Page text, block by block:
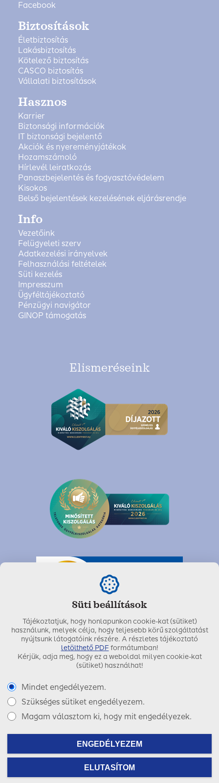
Facebook
Biztosítások
Életbiztosítás
Lakásbiztosítás
Kötelező biztosítás
CASCO biztosítás
Vállalati biztosítások
Hasznos
Karrier
Biztonsági információk
IT biztonsági bejelentő
Akciók és nyereményjátékok
Hozamszámoló
Hírlevél leiratkozás
Panaszbejelentés és fogyasztóvédelem
Kisokos
Belső bejelentések kezelésének eljárásrendje
Info
Vezetőink
Felügyeleti szerv
Adatkezelési irányelvek
Felhasználási feltételek
Süti kezelés
Impresszum
Ügyféltájékoztató
Pénzügyi navigátor
GINOP támogatás
Elismeréseink
Utolsó módosítás dátuma:2021. január 19.
Copyright © 2017 SIGNAL IDUNA Biztosító Zrt.
FacebookLinkedInInstagram
Süti beállítások
Tájékoztatjuk, hogy honlapunkon cookie-kat (sütiket)
használunk, melyek célja, hogy teljesebb körű szolgáltatást
nyújtsunk látogatóink részére. A részletes tájékoztató
letölthető PDF formátumban!
Kérjük, adja meg, hogy ez a weboldal milyen cookie-kat
(sütiket) használhat!
Mindet engedélyezem.
Szükséges sütiket engedélyezem.
Magam választom ki, hogy mit engedélyezek.
ENGEDÉLYEZEM
ELUTASÍTOM